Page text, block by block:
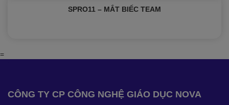
SPRO11 – MẮT BIẾC TEAM
=
CÔNG TY CP CÔNG NGHỆ GIÁO DỤC NOVA